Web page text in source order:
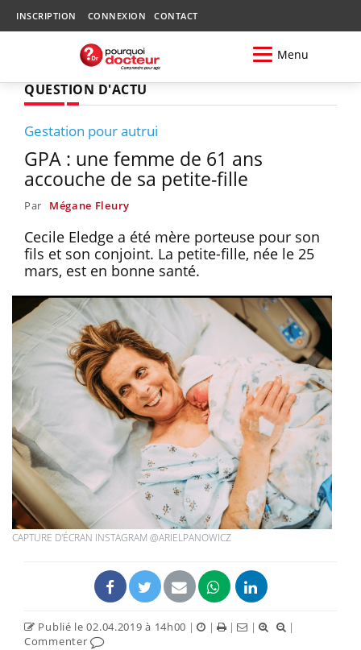
INSCRIPTION CONNEXION CONTACT
Menu
QUESTION D'ACTU
Gestation pour autrui
GPA : une femme de 61 ans
accouche de sa petite-fille
Par Mégane Fleury
Cecile Eledge a été mère porteuse pour son
fils et son conjoint. La petite-fille, née le 25
mars, est en bonne santé.
CAPTURE D'ÉCRAN INSTAGRAM @ARIELPANOWICZ
Publié le 02.04.2019 à 14h00 | | | |
|
Commenter